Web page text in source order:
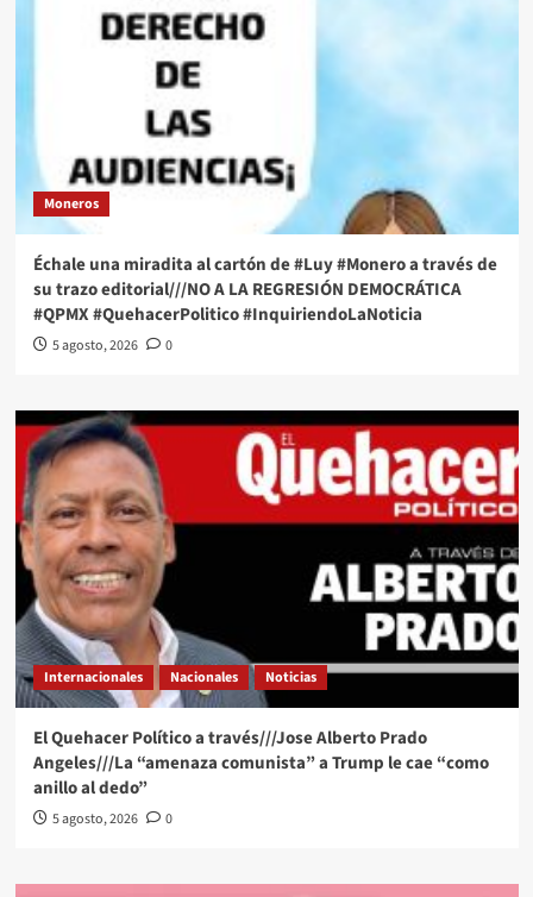
Moneros
Échale una miradita al cartón de #Luy #Monero a través de
su trazo editorial///NO A LA REGRESIÓN DEMOCRÁTICA
#QPMX #QuehacerPolitico #InquiriendoLaNoticia
5 agosto, 2026 0
Internacionales Nacionales Noticias
El Quehacer Político a través///Jose Alberto Prado
Angeles///La “amenaza comunista” a Trump le cae “como
anillo al dedo”
5 agosto, 2026 0